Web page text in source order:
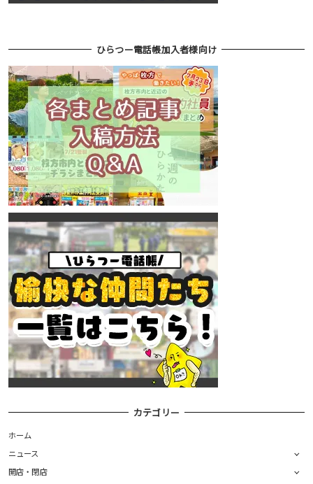
ひらつー電話帳加入者様向け
カテゴリー
ホーム
ニュース
開店・閉店